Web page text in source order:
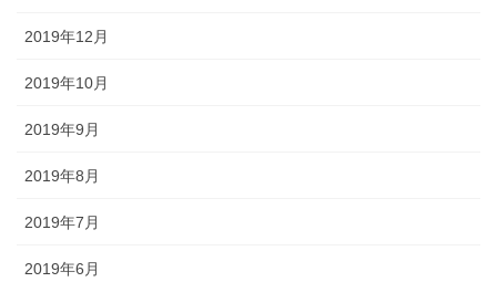
2019年12月
2019年10月
2019年9月
2019年8月
2019年7月
2019年6月